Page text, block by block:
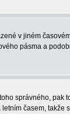
v jiném
pásma a
správného,
časem,